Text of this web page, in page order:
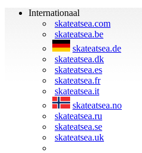
Internationaal
skateatsea.com
skateatsea.be
skateatsea.de
skateatsea.dk
skateatsea.es
skateatsea.fr
skateatsea.it
skateatsea.no
skateatsea.ru
skateatsea.se
skateatsea.uk